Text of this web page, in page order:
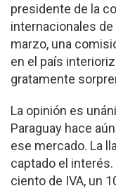
presidente de la
internacionales de
marzo, una
en el país
gratamente
La opinión es
Paraguay hace
ese mercado. La
captado el
ciento de IVA, un